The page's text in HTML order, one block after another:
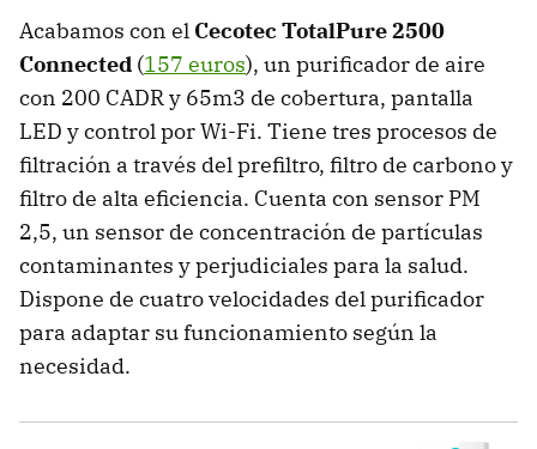
Acabamos con el Cecotec TotalPure 2500
Connected (157 euros), un purificador de aire
con 200 CADR y 65m3 de cobertura, pantalla
LED y control por Wi-Fi. Tiene tres procesos de
filtración a través del prefiltro, filtro de carbono y
filtro de alta eficiencia. Cuenta con sensor PM
2,5, un sensor de concentración de partículas
contaminantes y perjudiciales para la salud.
Dispone de cuatro velocidades del purificador
para adaptar su funcionamiento según la
necesidad.